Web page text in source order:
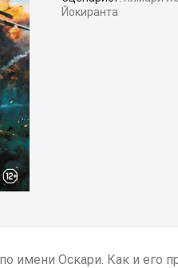
Йокиранта
имени Оскари. Как и его